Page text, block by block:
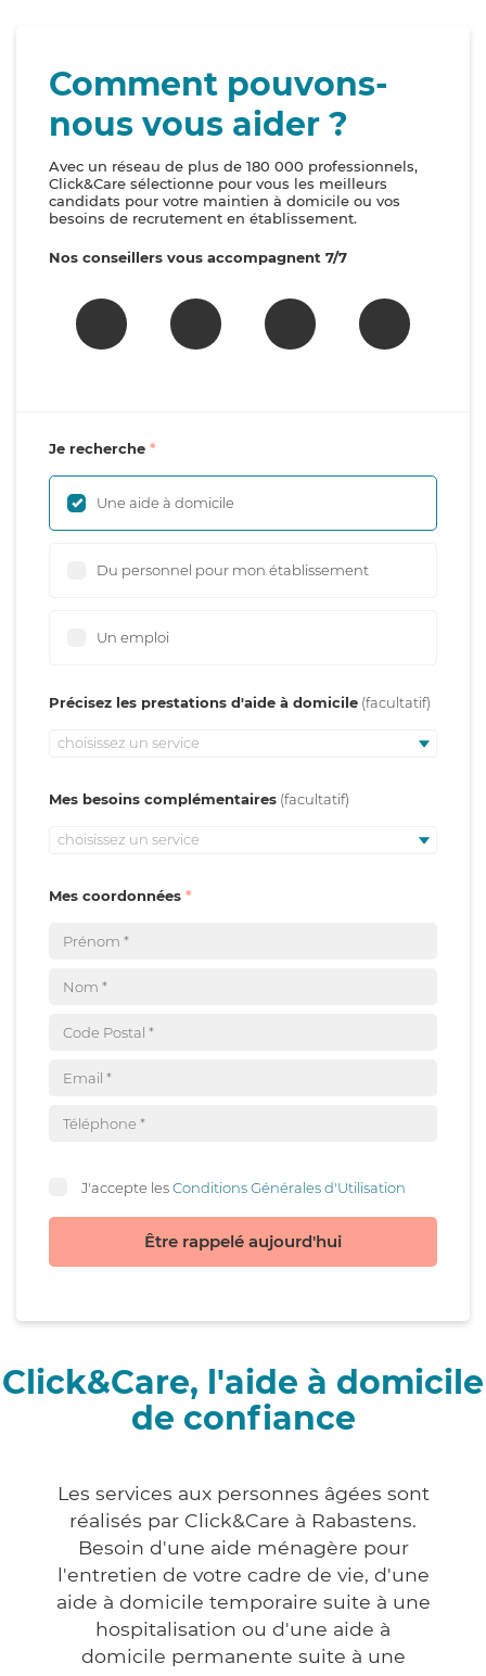
Comment pouvons-
nous vous aider ?
Avec un réseau de plus de 180 000 professionnels,
Click&Care sélectionne pour vous les meilleurs
candidats pour votre maintien à domicile ou vos
besoins de recrutement en établissement.
Nos conseillers vous accompagnent 7/7
Je recherche
Une aide à domicile
Du personnel pour mon établissement
Un emploi
Précisez les prestations d'aide à domicile
choisissez un service
Mes besoins complémentaires
choisissez un service
Mes coordonnées
J'accepte lesConditions Générales d'Utilisation
Être rappelé aujourd'hui
Click&Care, l'aide à domicile
de confiance
Les services aux personnes âgées sont
réalisés par Click&Care à Rabastens.
Besoin d'une aide ménagère pour
l'entretien de votre cadre de vie, d'une
aide à domicile temporaire suite à une
hospitalisation ou d'une aide à
domicile permanente suite à une